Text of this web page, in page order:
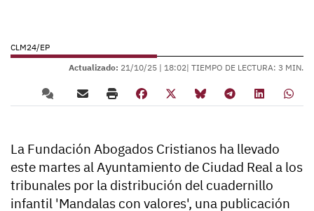
CLM24/EP
Actualizado: 21/10/25 | 18:02| TIEMPO DE LECTURA: 3 MIN.
La Fundación Abogados Cristianos ha llevado
este martes al Ayuntamiento de Ciudad Real a los
tribunales por la distribución del cuadernillo
infantil 'Mandalas con valores', una publicación